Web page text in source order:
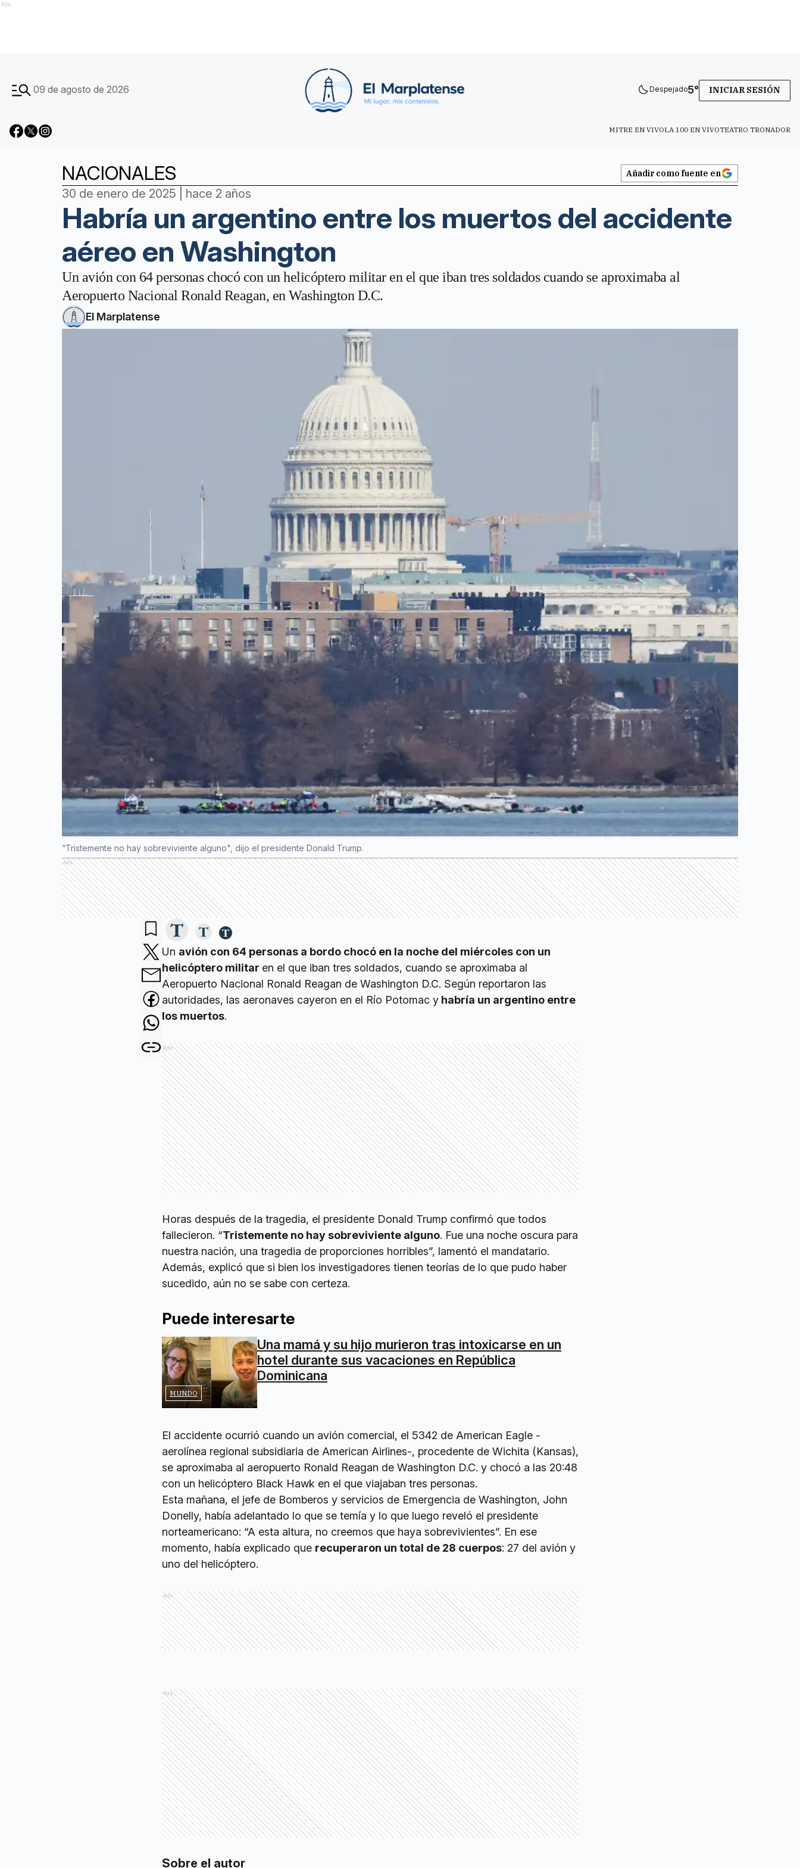
Ads
09 de agosto de 2026 Despejado5° INICIAR SESIÓN
MITRE EN VIVOLA 100 EN VIVOTEATRO TRONADOR
NACIONALES Añadir como fuente en
30 de enero de 2025 | hace 2 años
Habría un argentino entre los muertos del accidente
aéreo en Washington
Un avión con 64 personas chocó con un helicóptero militar en el que iban tres soldados cuando se aproximaba al
Aeropuerto Nacional Ronald Reagan, en Washington D.C.
El Marplatense
“Tristemente no hay sobreviviente alguno", dijo el presidente Donald Trump.
Ads
Un avión con 64 personas a bordo chocó en la noche del miércoles con un
helicóptero militar en el que iban tres soldados, cuando se aproximaba al
Aeropuerto Nacional Ronald Reagan de Washington D.C. Según reportaron las
autoridades, las aeronaves cayeron en el Río Potomac y habría un argentino entre
los muertos.
Ads
Horas después de la tragedia, el presidente Donald Trump confirmó que todos
fallecieron. “Tristemente no hay sobreviviente alguno. Fue una noche oscura para
nuestra nación, una tragedia de proporciones horribles”, lamentó el mandatario.
Además, explicó que si bien los investigadores tienen teorías de lo que pudo haber
sucedido, aún no se sabe con certeza.
Puede interesarte
MUNDO
Una mamá y su hijo murieron tras intoxicarse en un
hotel durante sus vacaciones en República
Dominicana
El accidente ocurrió cuando un avión comercial, el 5342 de American Eagle -
aerolínea regional subsidiaria de American Airlines-, procedente de Wichita (Kansas),
se aproximaba al aeropuerto Ronald Reagan de Washington D.C. y chocó a las 20:48
con un helicóptero Black Hawk en el que viajaban tres personas.
Esta mañana, el jefe de Bomberos y servicios de Emergencia de Washington, John
Donelly, había adelantado lo que se temía y lo que luego reveló el presidente
norteamericano: “A esta altura, no creemos que haya sobrevivientes”. En ese
momento, había explicado que recuperaron un total de 28 cuerpos: 27 del avión y
uno del helicóptero.
Ads
Ads
Sobre el autor